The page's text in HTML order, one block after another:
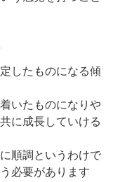
したものになる傾
いたものになりや
に成長していける
順調というわけで
必要があります